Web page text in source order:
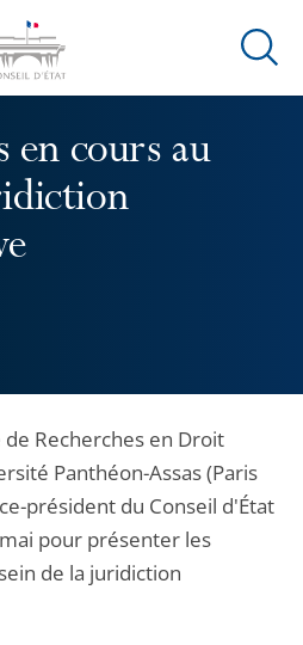
Ouvrir
en cours au
Recherches en Droit
Panthéon-Assas (Paris
président du Conseil d'État
pour présenter les
de la juridiction